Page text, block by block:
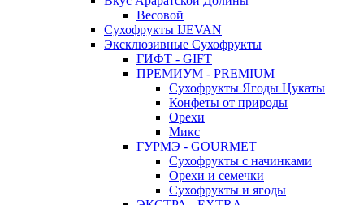
Весовой
Сухофрукты IJEVAN
Эксклюзивные Сухофрукты
ГИФТ - GIFT
ПРЕМИУМ - PREMIUM
Сухофрукты Ягоды Цукаты
Конфеты от природы
Орехи
Микс
ГУРМЭ - GOURMET
Сухофрукты с начинками
Орехи и семечки
Сухофрукты и ягоды